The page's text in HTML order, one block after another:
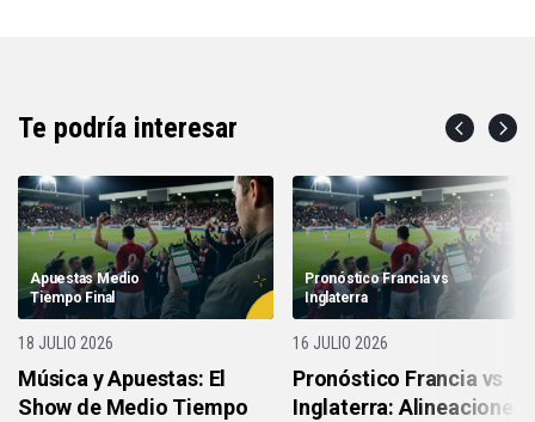
Te podría interesar
Apuestas Medio
Tiempo Final
18 JULIO 2026
Música y Apuestas: El
Show de Medio Tiempo
Pronóstico Francia vs
Inglaterra
16 JULIO 2026
Pronóstico Francia vs
Inglaterra: Alineaciones